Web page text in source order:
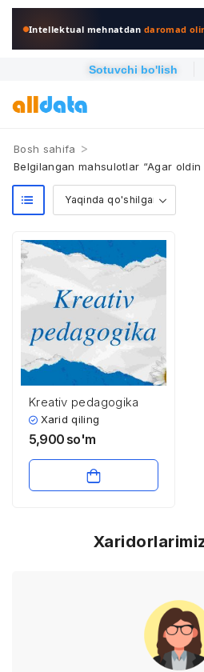
Intellektual mehnatdandaromad
Sotuvchi bo'lish
Bosh sahifa >
Belgilangan mahsulotlar “Agar
Kreativ pedagogika
Xarid qiling
5,900 so'm